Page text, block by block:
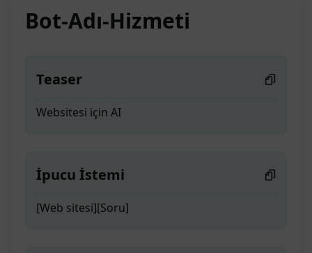
Bot-Adı-Hizmeti
Teaser
Websitesi için AI
İpucu İstemi
[Web sitesi][Soru]